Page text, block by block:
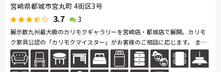
宮崎県都城市宮丸町 4街区3号
3.7 3
展示数九州最大級のカリモクギャラリーを宮崎店・都城店で展開。カリモ
ク家具公認の「カリモクマイスター」がお客様のご相談に応じます。 また
宮崎店では、別館+NEXTを展開。カリガリスギャラリー、ケルヴィンジョ...
続きを読む